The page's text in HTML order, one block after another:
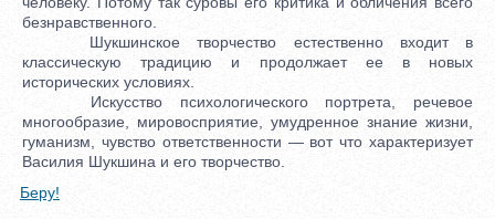
безнравственного.
Шукшинское творчество естественно входит в
классическую традицию и продолжает ее в новых
исторических условиях.
Искусство психологического портрета, речевое
многообразие, мировосприятие, умудренное знание жизни,
гуманизм, чувство ответственности — вот что характеризует
Василия Шукшина и его творчество.
Беру!